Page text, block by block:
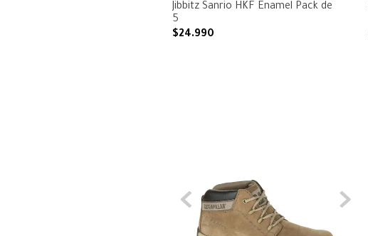
Jibbitz Sanrio HKF Enamel Pack de
5
$24.990